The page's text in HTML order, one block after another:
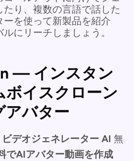
たり、複数の言語で話した
ーを使って新製品を紹介
にリーチしましょう。
— インスタン
ボイスクローン
アバター
ビデオジェネレーター AI 無
でAIアバター動画を作成